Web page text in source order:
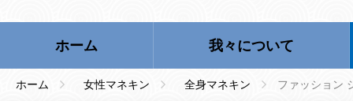
ホーム 我々について
ホーム 女性マネキン 全身マネキン ファッション